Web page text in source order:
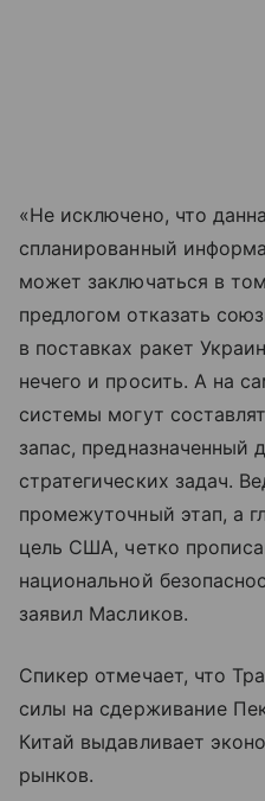
«Не исключено, что
спланированный
может заключаться в
предлогом отказать
в поставках ракет
нечего и просить. А на
системы могут
запас, предназначенный
стратегических задач.
промежуточный этап, а
цель США, четко
национальной
заявил Масликов.
Спикер отмечает, что
силы на сдерживание
Китай выдавливает
рынков.